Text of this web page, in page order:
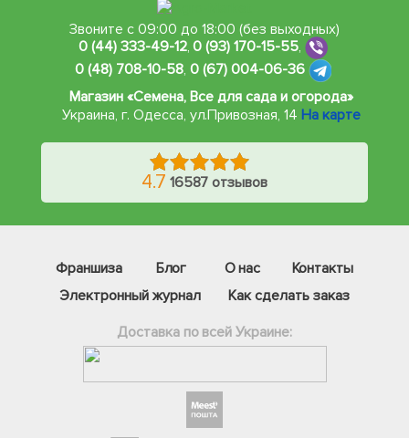
Звоните с 09:00 до 18:00 (без выходных)
0 (44) 333-49-12,0 (93) 170-15-55,
0 (48) 708-10-58, 0 (67) 004-06-36
Магазин «Семена, Все для сада и огорода»
Украина, г. Одесса, ул.Привозная, 14 На карте
4.7 16587 отзывов
Франшиза Блог О нас
Контакты
Электронный журнал
Как сделать заказ
Доставка по всей Украине: